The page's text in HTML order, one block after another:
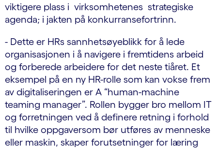
viktigere plass i virksomhetenes strategiske
agenda; i jakten på konkurransefortrinn.
- Dette er HRs sannhetsøyeblikk for å lede
organisasjonen i å navigere i fremtidens arbeid
og forberede arbeidere for det neste tiåret. Et
eksempel på en ny HR-rolle som kan vokse frem
av digitaliseringen er A “human-machine
teaming manager”. Rollen bygger bro mellom IT
og forretningen ved å definere retning i forhold
til hvilke oppgaversom bør utføres av menneske
eller maskin, skaper forutsetninger for læring